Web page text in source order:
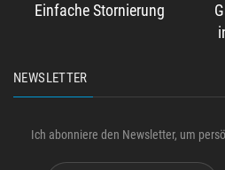
Einfache Stornierung
NEWSLETTER
Ich abonniere den Newsletter, um